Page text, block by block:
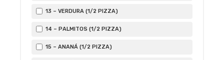
13 – VERDURA (1/2 PIZZA)
14 – PALMITOS (1/2 PIZZA)
15 – ANANÁ (1/2 PIZZA)